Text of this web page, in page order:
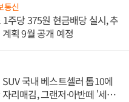
통신
주당 375원 현금배당 실시, 추
획 9월 공개 예정
국내 베스트셀러 톱10에
리매김, 그랜저·아반떼 '세단